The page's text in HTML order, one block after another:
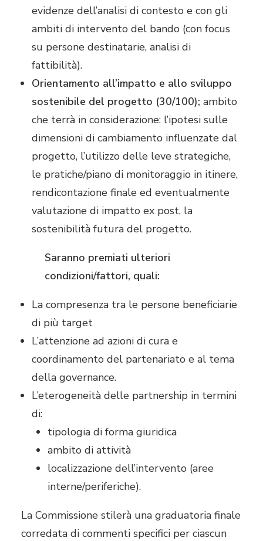
evidenze dell’analisi di contesto e con gli
ambiti di intervento del bando (con focus
su persone destinatarie, analisi di
fattibilità).
Orientamento all’impatto e allo sviluppo
sostenibile del progetto (30/100); ambito
che terrà in considerazione: l’ipotesi sulle
dimensioni di cambiamento influenzate dal
progetto, l’utilizzo delle leve strategiche,
le pratiche/piano di monitoraggio in itinere,
rendicontazione finale ed eventualmente
valutazione di impatto ex post, la
sostenibilità futura del progetto.
Saranno premiati ulteriori
condizioni/fattori, quali:
La compresenza tra le persone beneficiarie
di più target
L’attenzione ad azioni di cura e
coordinamento del partenariato e al tema
della governance.
L’eterogeneità delle partnership in termini
di:
tipologia di forma giuridica
ambito di attività
localizzazione dell’intervento (aree
interne/periferiche).
La Commissione stilerà una graduatoria finale
corredata di commenti specifici per ciascun